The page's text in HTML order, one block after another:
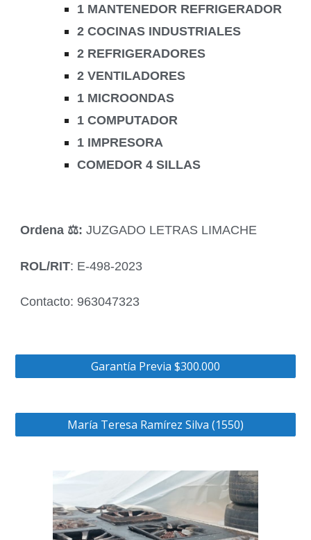
1 MANTENEDOR REFRIGERADOR
2 COCINAS INDUSTRIALES
2 REFRIGERADORES
2 VENTILADORES
1 MICROONDAS
1 COMPUTADOR
1 IMPRESORA
COMEDOR 4 SILLAS
Ordena ‍⚖️:JUZGADO LETRAS LIMACHE
ROL/RIT: E-498-2023
Contacto: 963047323
Garantía Previa $300.000
María Teresa Ramírez Silva (1550)